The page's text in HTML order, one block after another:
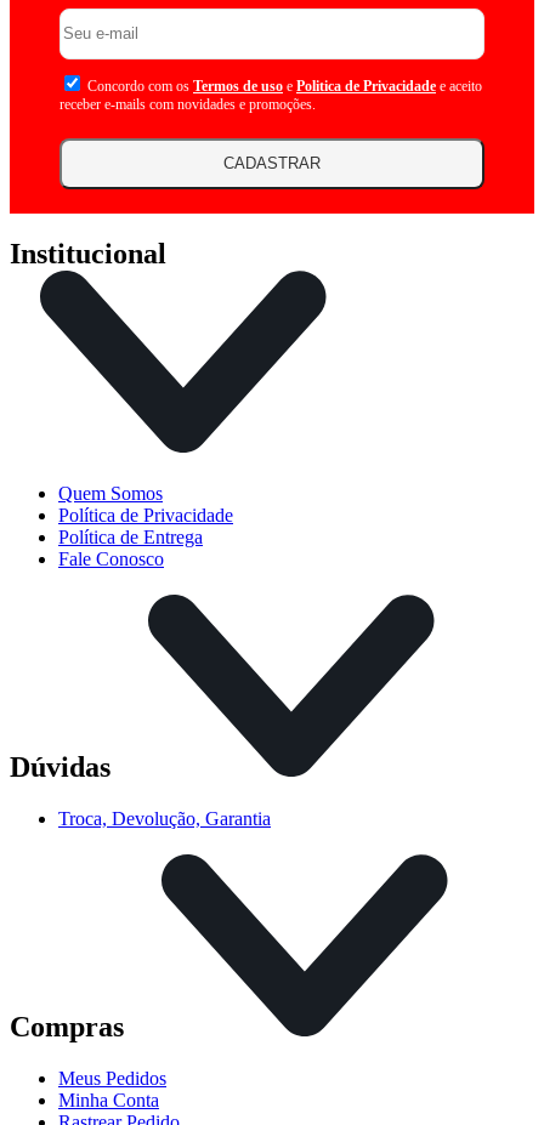
Concordo com os Termos de uso e Politica de Privacidade e aceito
receber e-mails com novidades e promoções.
CADASTRAR
Institucional
Quem Somos
Política de Privacidade
Política de Entrega
Fale Conosco
Dúvidas
Troca, Devolução, Garantia
Compras
Meus Pedidos
Minha Conta